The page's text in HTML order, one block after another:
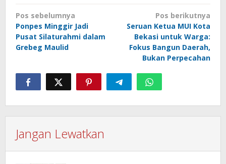
Navigasi
pos
Pos sebelumnya
Ponpes Minggir Jadi
Pusat Silaturahmi dalam
Grebeg Maulid
Pos berikutnya
Seruan Ketua MUI Kota
Bekasi untuk Warga:
Fokus Bangun Daerah,
Bukan Perpecahan
Jangan Lewatkan